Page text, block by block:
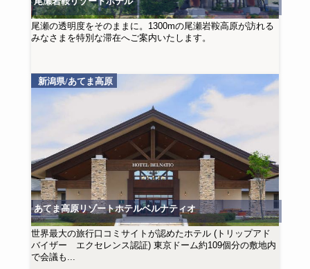
尾瀬の透明度をそのままに。1300mの尾瀬岩鞍高原が訪れる
みなさまを特別な滞在へご案内いたします。
新潟県/あてま高原
あてま高原リゾートホテルベルナティオ
世界最大の旅行口コミサイトが認めたホテル (トリップアド
バイザー エクセレンス認証) 東京ドーム約109個分の敷地内
で会議も...